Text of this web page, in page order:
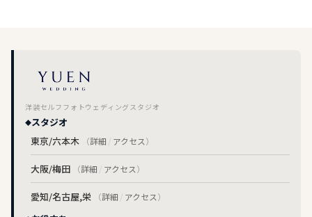
洋装セルフフォトウェディングスタジオ
スタジオ
東京/六本木
（詳細 / アクセス）
大阪/梅田 （詳細 / アクセス）
愛知/名古屋,栄 （詳細 / アクセス）